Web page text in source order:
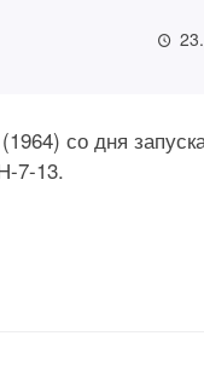
(1964) со дня
7-13.